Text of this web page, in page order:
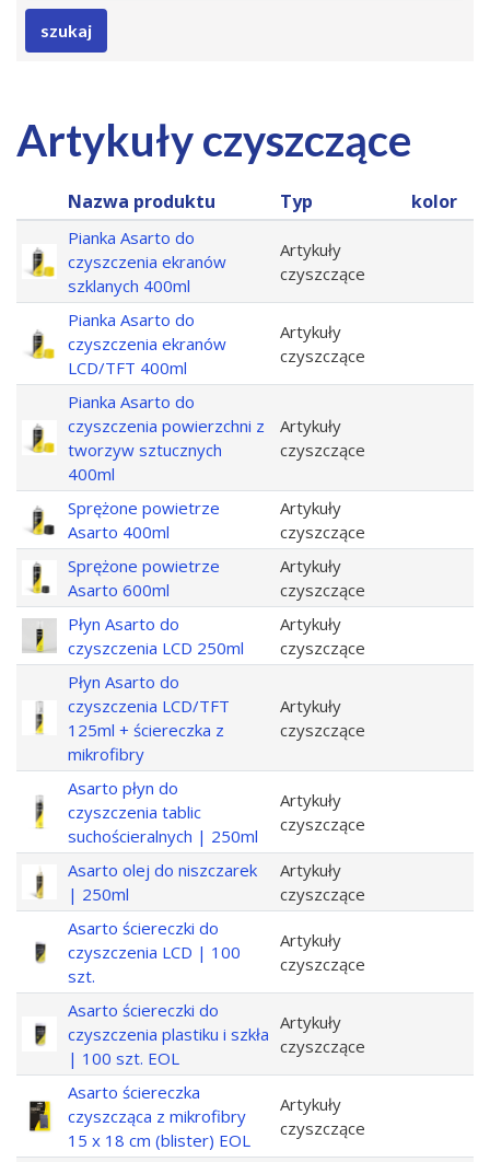
szukaj
Artykuły czyszczące
Nazwa produktu Typ kolor
Pianka Asarto do
czyszczenia ekranów
szklanych 400ml
Artykuły
czyszczące
Pianka Asarto do
czyszczenia ekranów
LCD/TFT 400ml
Artykuły
czyszczące
Pianka Asarto do
czyszczenia powierzchni z
tworzyw sztucznych
400ml
Artykuły
czyszczące
Sprężone powietrze
Asarto 400ml
Artykuły
czyszczące
Sprężone powietrze
Asarto 600ml
Artykuły
czyszczące
Płyn Asarto do
czyszczenia LCD 250ml
Artykuły
czyszczące
Płyn Asarto do
czyszczenia LCD/TFT
125ml + ściereczka z
mikrofibry
Artykuły
czyszczące
Asarto płyn do
czyszczenia tablic
suchościeralnych | 250ml
Artykuły
czyszczące
Asarto olej do niszczarek
| 250ml
Artykuły
czyszczące
Asarto ściereczki do
czyszczenia LCD | 100
szt.
Artykuły
czyszczące
Asarto ściereczki do
czyszczenia plastiku i szkła
| 100 szt. EOL
Artykuły
czyszczące
Asarto ściereczka
czyszcząca z mikrofibry
15 x 18 cm (blister) EOL
Artykuły
czyszczące